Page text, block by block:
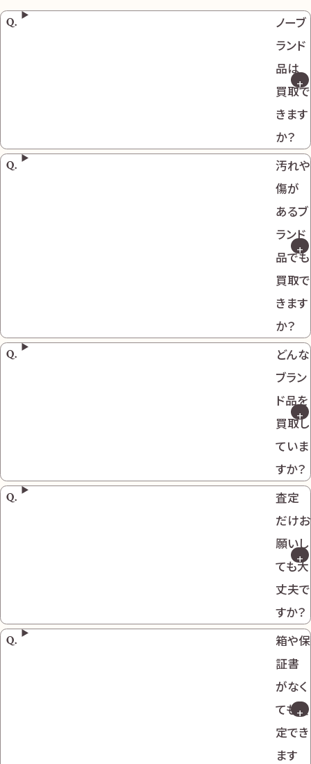
ノーブ
ランド
品は
買取で
きます
か？
汚れや
傷が
あるブ
ランド
品でも
買取で
きます
か？
どんな
ブラン
ド品を
買取し
ていま
すか？
査定
だけお
願いし
ても大
丈夫で
すか？
箱や保
証書
がなく
ても査
定でき
ます